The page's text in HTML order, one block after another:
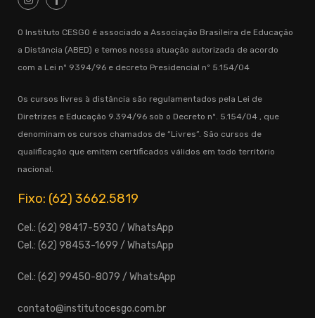
O Instituto CESGO é associado a Associação Brasileira de Educação
a Distância (ABED) e temos nossa atuação autorizada de acordo
com a Lei nº 9394/96 e decreto Presidencial nº 5.154/04
Os cursos livres à distância são regulamentados pela Lei de
Diretrizes e Educação 9.394/96 sob o Decreto nº. 5.154/04 , que
denominam os cursos chamados de “Livres”. São cursos de
qualificação que emitem certificados válidos em todo território
nacional.
Fixo: (62) 3662.5819
Cel.: (62) 98417-5930 / WhatsApp
Cel.: (62) 98453-1699 / WhatsApp
Cel.: (62) 99450-8079 / WhatsApp
contato@institutocesgo.com.br